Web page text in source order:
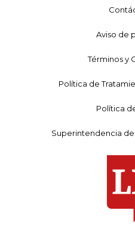
Aviso de
Términos y
Política de
Política
Superintendencia